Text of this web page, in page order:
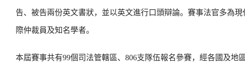
告、被告兩份英文書狀，並以英文進行口頭辯論。賽事法官多為
際仲裁員及知名學者。
本屆賽事共有99個司法管轄區、806支隊伍報名參賽，經各國及地